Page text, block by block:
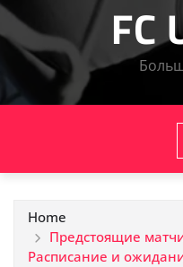
FC
Home
Предстоящие
Расписание и